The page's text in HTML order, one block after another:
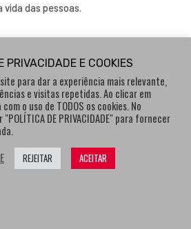
vida das pessoas.
PRIVACIDADE E COOKIES
para dar a experiência mais relevante,
e visitas repetidas. Ao clicar em
o uso de TODOS os cookies. No
DE PRIVACIDADE" para fornecer
REJEITAR ACEITAR